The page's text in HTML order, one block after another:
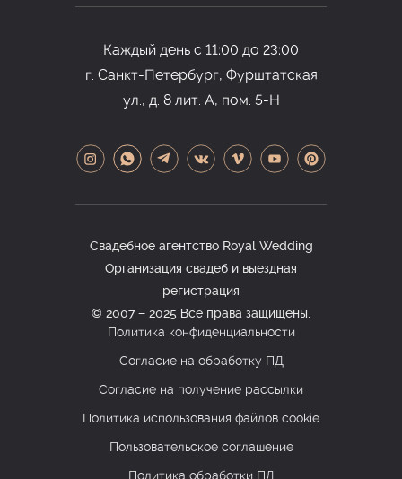
запоминающаяся кульминация
продолжается — выступление
ещё одного селебрити «Ди-
бассейне.
только под утро. Счастливые
Максим и Кристина, радостные
гости и волшебный остров,
который объединил всех в этот
поистине судьбоносный день.
Каждый день с 11:00 до 23:00
г. Санкт-Петербург, Фурштатская
ул., д. 8 лит. А, пом. 5-Н
Свадебное агентство Royal Wedding
Организация свадеб и выездная
регистрация
© 2007 − 2025 Все права защищены.
Политика конфиденциальности
Согласие на обработку ПД
Согласие на получение рассылки
Политика использования файлов cookie
Пользовательское соглашение
Политика обработки ПД